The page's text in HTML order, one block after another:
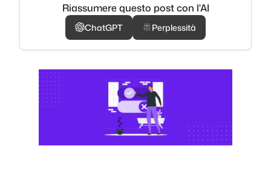
Riassumere questo post con l'AI
ChatGPT Perplessità